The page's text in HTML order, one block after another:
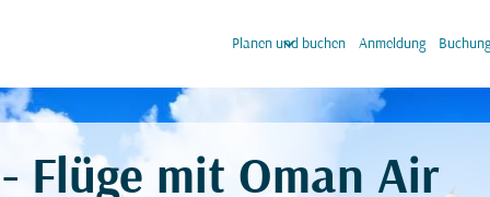
Planen und buchen
keyboard_arrow_down Anmeldung
Flüge mit Oman Air